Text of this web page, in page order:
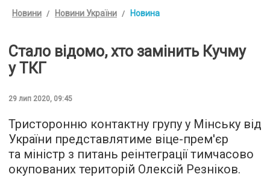
Новини Новини України Новина
Стало відомо, хто замінить Кучму
у ТКГ
29 лип 2020, 09:45
Тристоронню контактну групу у Мінську від
України представлятиме віце-прем'єр
та міністр з питань реінтеграції тимчасово
окупованих територій Олексій Резніков.